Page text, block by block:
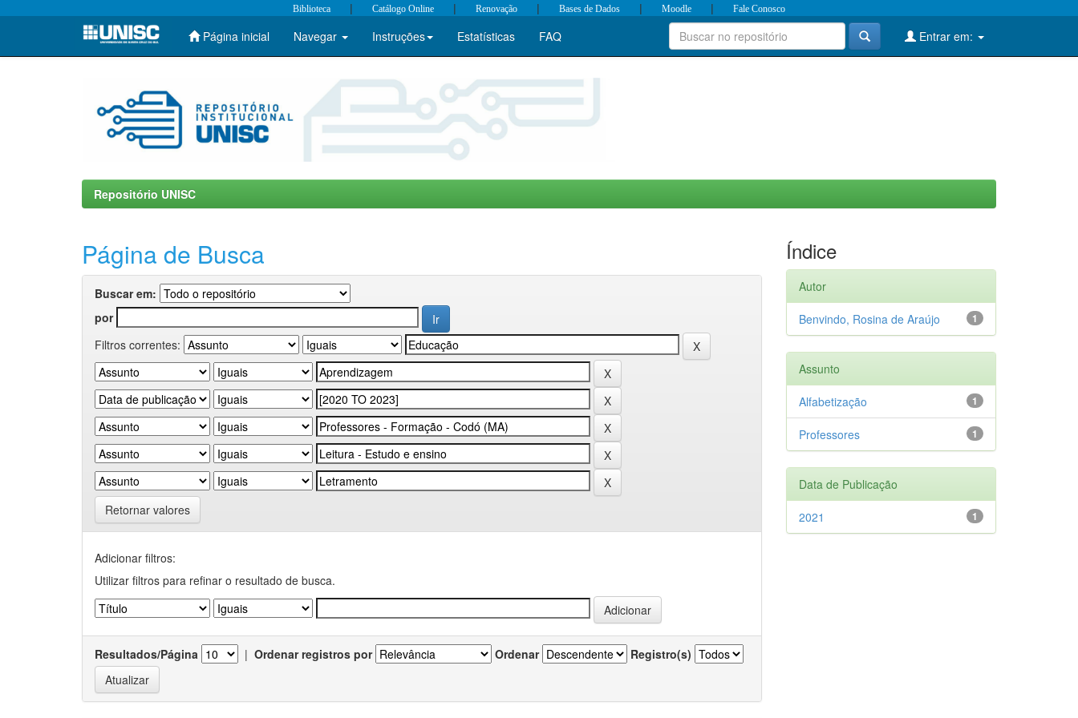
Skip
Biblioteca | Catálogo Online | Renovação | Bases de Dados | Moodle | Fale Conosco
Página inicial Navegar Instruções Estatísticas FAQ Entrar em:
Repositório UNISC
Página de Busca
Buscar em:
por
Filtros correntes:
Retornar valores
Adicionar filtros:
Utilizar filtros para refinar o resultado de busca.
Resultados/Página | Ordenar registros por Ordenar Registro(s)
Índice
Autor
1
Benvindo, Rosina de Araújo
Assunto
1
Alfabetização
1
Professores
Data de Publicação
1
2021